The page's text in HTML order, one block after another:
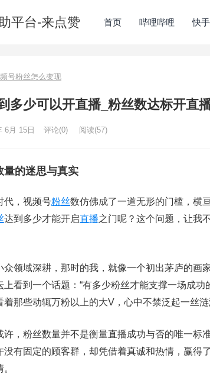
平台-来点赞 首页 哔哩哔哩 快手
号粉丝怎么变现
多少可以开直播_粉丝数达标开直
6月 15日 评论(0) 阅读(57)
量的迷思与真实
代，视频号粉丝数仿佛成了一道无形的门槛，横
达到多少才能开启直播之门呢？这个问题，让我
众领域深耕，那时的我，就像一个初出茅庐的画
看到一个话题：“有多少粉丝才能支撑一场成功
那些动辄万粉以上的大V，心中不禁泛起一丝涟
许，粉丝数量并不是衡量直播成功与否的唯一标
没有固定的顾客群，却凭借着真诚和热情，赢得